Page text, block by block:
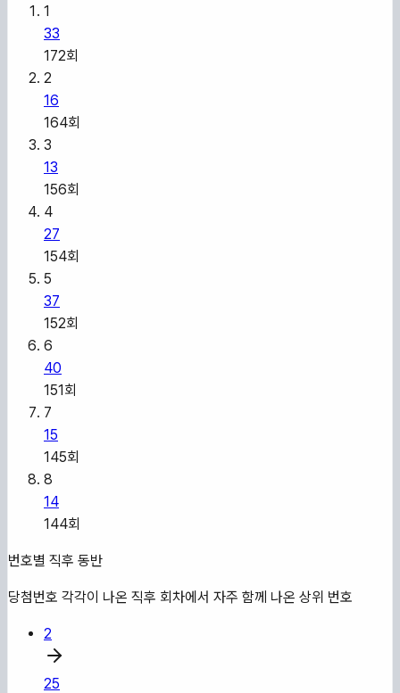
1
33
172회
2
16
164회
3
13
156회
4
27
154회
5
37
152회
6
40
151회
7
15
145회
8
14
144회
번호별 직후 동반
당첨번호 각각이 나온 직후 회차에서 자주 함께 나온 상위 번호
2
25